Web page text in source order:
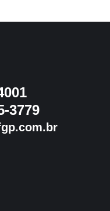
3779